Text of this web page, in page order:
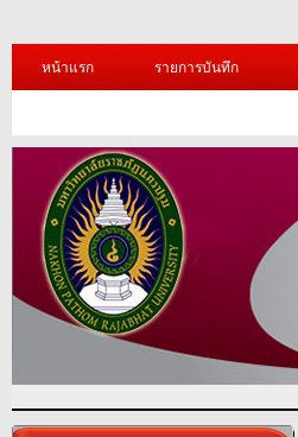
หน้าแรก รายการบันทึก